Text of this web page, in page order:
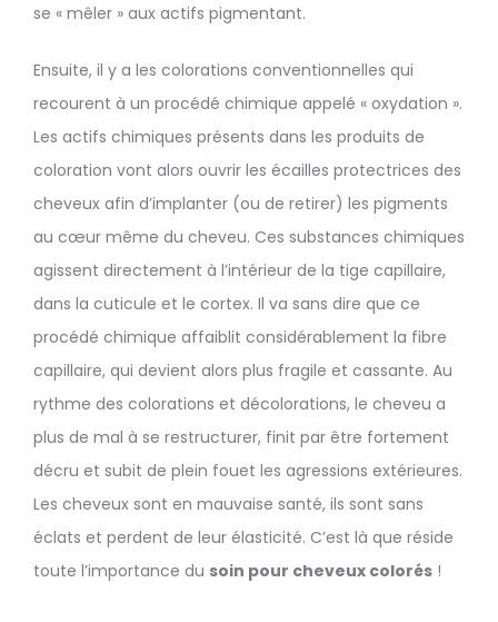
se « mêler » aux actifs pigmentant.
Ensuite, il y a les colorations conventionnelles qui
recourent à un procédé chimique appelé « oxydation ».
Les actifs chimiques présents dans les produits de
coloration vont alors ouvrir les écailles protectrices des
cheveux afin d’implanter (ou de retirer) les pigments
au cœur même du cheveu. Ces substances chimiques
agissent directement à l’intérieur de la tige capillaire,
dans la cuticule et le cortex. Il va sans dire que ce
procédé chimique affaiblit considérablement la fibre
capillaire, qui devient alors plus fragile et cassante. Au
rythme des colorations et décolorations, le cheveu a
plus de mal à se restructurer, finit par être fortement
décru et subit de plein fouet les agressions extérieures.
Les cheveux sont en mauvaise santé, ils sont sans
éclats et perdent de leur élasticité. C’est là que réside
toute l’importance du soin pour cheveux colorés !